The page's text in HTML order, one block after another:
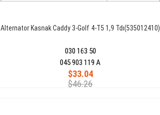
Alternator Kasnak Caddy 3-Golf 4-T5 1,9 Tdı(535012410)
030 163 50
$33.04
$46.26
045 903 119 A